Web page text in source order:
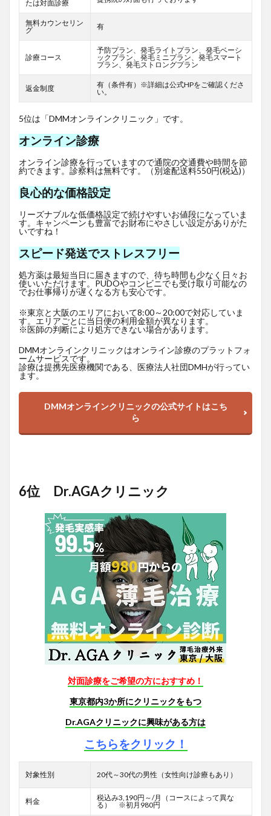
たは対面診療
無料カウンセリン
グ
有
診療コース
予防プラン、発毛ライトプラン、発毛ベーシ
ックプラン、発毛ミニプラン、発毛スマート
プラン、発毛ストロングプラン
返金制度
有（条件有）※詳細は公式HPをご確認くださ
い。
5位は「DMMオンラインクリニック」です。
オンライン診療
オンライン診療を行っていますので通院の交通費や時間を節
約できます。診察料は無料です。（別途配送料550円(税込)）
良心的な価格設定
リーズナブルな低価格設定で続けやすいお値段になっていま
す。キャンペーンも豊富でお財布にやさしい設定がありがた
いですね！
スピード発送でストレスフリー
処方薬は最短当日に届きますので、待ち時間も少なく日々お
使いいただけます。PUDOやコンビニでも受け取り可能なの
でお仕事帰りが遅くなる方も安心です。
※東京と大阪のエリアにおいて8:00～20:00で対応していま
す。エリアごとに当日便の利用金額が異なります。
※医師の判断により処方できない場合があります。
DMMオンラインクリニックはオンライン診療のプラットフォ
ームサービスです。
診療は提携先医療機関である、医療法人社団DMHが行ってい
ます。
DMMオンラインクリニックの公式サイトはこち
ら
6位 Dr.AGAクリニック
対面診療をご希望の方におすすめ！
東京都内3か所にクリニックをもつ
Dr.AGAクリニックに興味がある方は
こちらをクリック！
対象性別 20代～30代の男性（女性向け診療もあり）
料金
税込み3,190円～/月（コースによって異な
る） ※初月980円